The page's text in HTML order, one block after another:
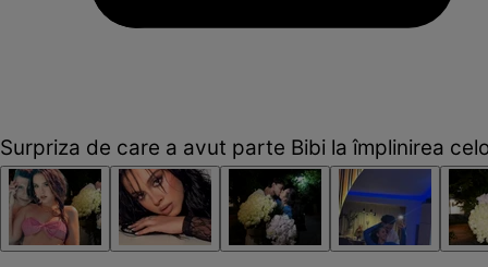
Surpriza de care a avut parte Bibi la împlinirea